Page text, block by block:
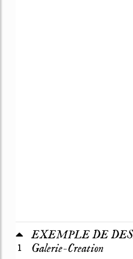
1
EXEMPLE DE
Galerie-Creation